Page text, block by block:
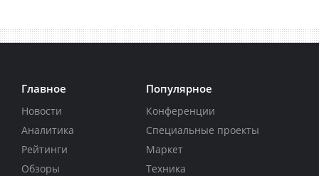
Главное
Новости
Аналитика
Рейтинги
Обзоры
Популярное
Конференции
Специальные проекты
Маркет
Техника